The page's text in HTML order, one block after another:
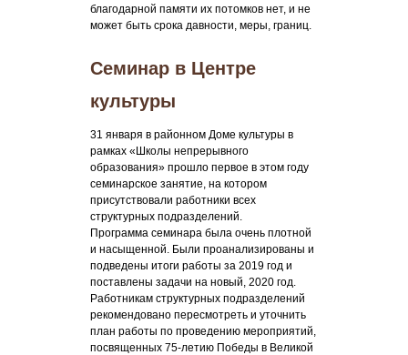
благодарной памяти их потомков нет, и не
может быть срока давности, меры, границ.
Семинар в Центре
культуры
31 января в районном Доме культуры в
рамках «Школы непрерывного
образования» прошло первое в этом году
семинарское занятие, на котором
присутствовали работники всех
структурных подразделений.
Программа семинара была очень плотной
и насыщенной. Были проанализированы и
подведены итоги работы за 2019 год и
поставлены задачи на новый, 2020 год.
Работникам структурных подразделений
рекомендовано пересмотреть и уточнить
план работы по проведению мероприятий,
посвященных 75-летию Победы в Великой